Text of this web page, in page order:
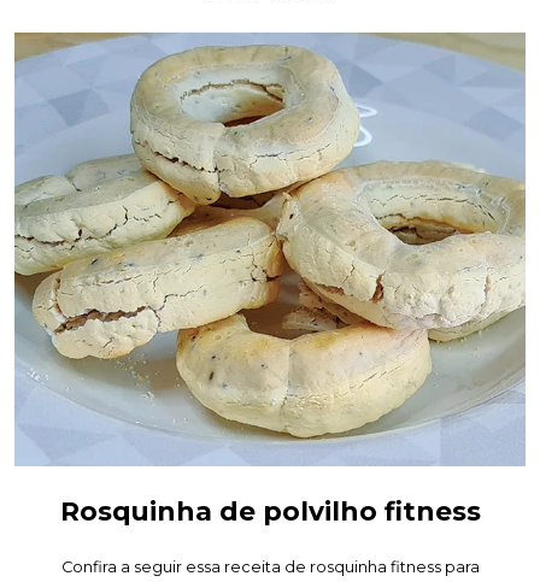
Rosquinha de polvilho fitness
Confira a seguir essa receita de rosquinha fitness para